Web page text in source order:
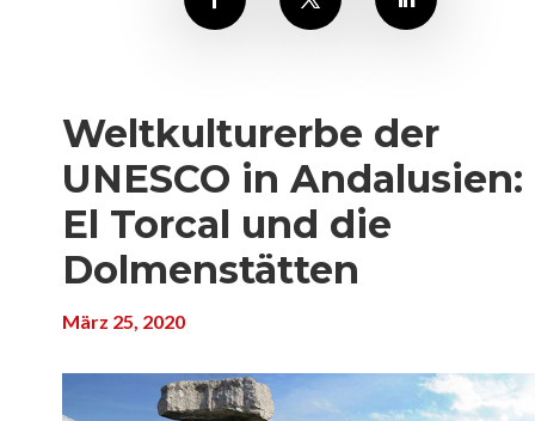
Weltkulturerbe der
UNESCO in Andalusien:
El Torcal und die
Dolmenstätten
März 25, 2020